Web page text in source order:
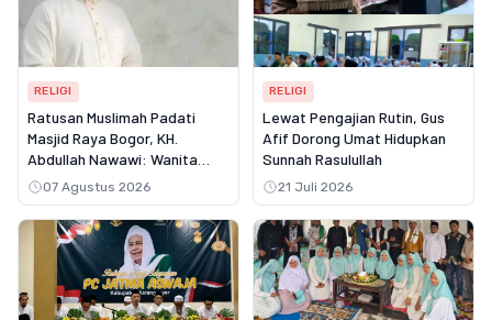
RELIGI
Ratusan Muslimah Padati
Masjid Raya Bogor, KH.
Abdullah Nawawi: Wanita
Shalihah adalah Pilar
Keluarga Sakinah dan
Penentu Generasi Qur'ani
07 Agustus 2026
RELIGI
Lewat Pengajian Rutin, Gus
Afif Dorong Umat Hidupkan
Sunnah Rasulullah
21 Juli 2026